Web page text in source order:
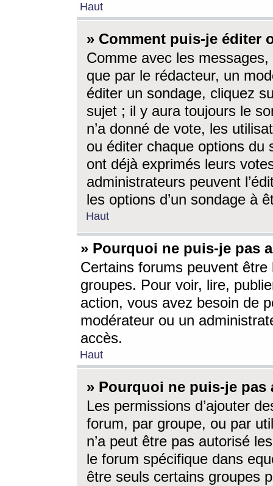
Haut
» Comment puis-je éditer
Comme avec les
que par le rédacteur, un
éditer un sondage, cliquez
sujet ; il y aura toujours le
n’a donné de vote, les
ou éditer chaque options du
ont déjà exprimés leurs
administrateurs peuvent
les options d’un sondage à
Haut
» Pourquoi ne puis-je pas
Certains forums peuvent être
groupes. Pour voir, lire,
action, vous avez besoin de
modérateur ou un
accès.
Haut
» Pourquoi ne puis-je
Les permissions d’ajouter
forum, par groupe, ou par
n’a peut être pas autorisé
le forum spécifique dans
être seuls certains groupes